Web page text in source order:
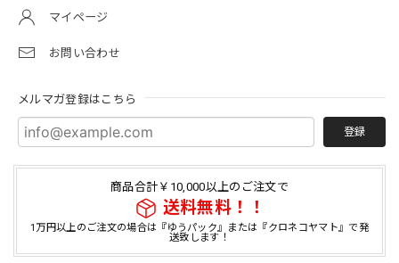
マイページ
お問い合わせ
メルマガ登録はこちら
登録
商品合計￥10,000以上のご注文で
送料無料！！
1万円以上のご注文の場合は『ゆうパック』または『クロネコヤマト』で発
送致します！